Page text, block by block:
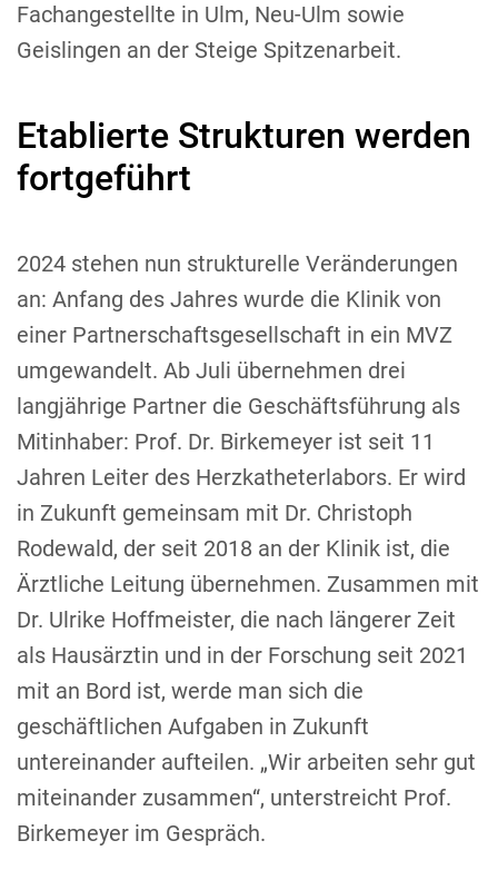
Fachangestellte in Ulm, Neu-Ulm sowie
Geislingen an der Steige Spitzenarbeit.
Etablierte Strukturen werden
fortgeführt
2024 stehen nun strukturelle Veränderungen
an: Anfang des Jahres wurde die Klinik von
einer Partnerschaftsgesellschaft in ein MVZ
umgewandelt. Ab Juli übernehmen drei
langjährige Partner die Geschäftsführung als
Mitinhaber: Prof. Dr. Birkemeyer ist seit 11
Jahren Leiter des Herzkatheterlabors. Er wird
in Zukunft gemeinsam mit Dr. Christoph
Rodewald, der seit 2018 an der Klinik ist, die
Ärztliche Leitung übernehmen. Zusammen mit
Dr. Ulrike Hoffmeister, die nach längerer Zeit
als Hausärztin und in der Forschung seit 2021
mit an Bord ist, werde man sich die
geschäftlichen Aufgaben in Zukunft
untereinander aufteilen. „Wir arbeiten sehr gut
miteinander zusammen“, unterstreicht Prof.
Birkemeyer im Gespräch.